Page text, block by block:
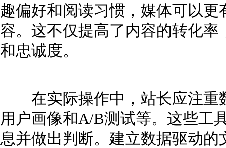
趣偏好和阅读习惯，媒体可以
容。这不仅提高了内容的转化
和忠诚度。
在实际操作中，站长应注重
用户画像和A/B测试等。这些工
息并做出判断。建立数据驱动